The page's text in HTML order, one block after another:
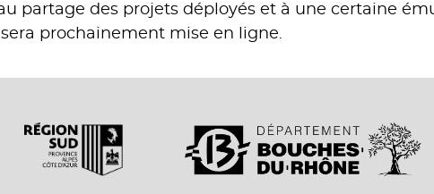
partage des projets déployés et à une certaine
prochainement mise en ligne.